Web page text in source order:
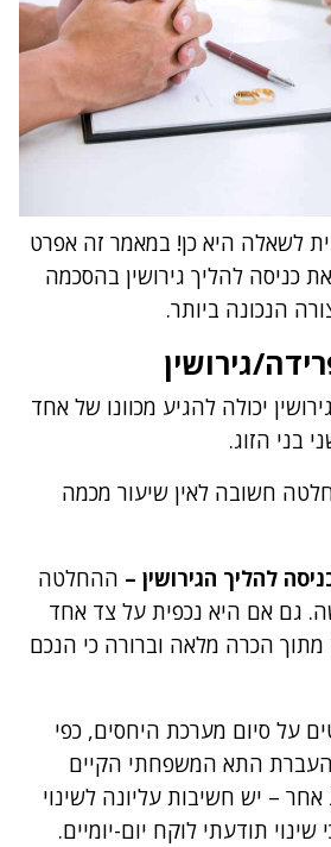
לשאלה היא כן! במאמר זה אפרט
כניסה להליך גירושין בהסכמה
הנכונה ביותר.
גירושין
יכולה להגיע מכוונו של אחד
בני הזוג.
חשובה לאין שיעור מכמה
להליך הגירושין – ההחלטה
גם אם היא נכפית על צד אחד
הכרה מלאה וברורה כי הנכם
על סיום מערכת היחסים, כפי
התא המשפחתי הקיים
– יש חשיבות עליונה לשינוי
תודעתי לוקח יום-יומיים.